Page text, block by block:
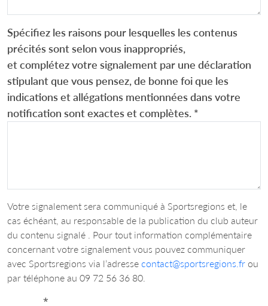
Spécifiez les raisons pour lesquelles les contenus
précités sont selon vous inappropriés,
et complétez votre signalement par une déclaration
stipulant que vous pensez, de bonne foi que les
indications et allégations mentionnées dans votre
notification sont exactes et complètes. *
Votre signalement sera communiqué à Sportsregions et, le
cas échéant, au responsable de la publication du club auteur
du contenu signalé . Pour tout information complémentaire
concernant votre signalement vous pouvez communiquer
avec Sportsregions via l’adresse contact@sportsregions.fr ou
par téléphone au 09 72 56 36 80.
*